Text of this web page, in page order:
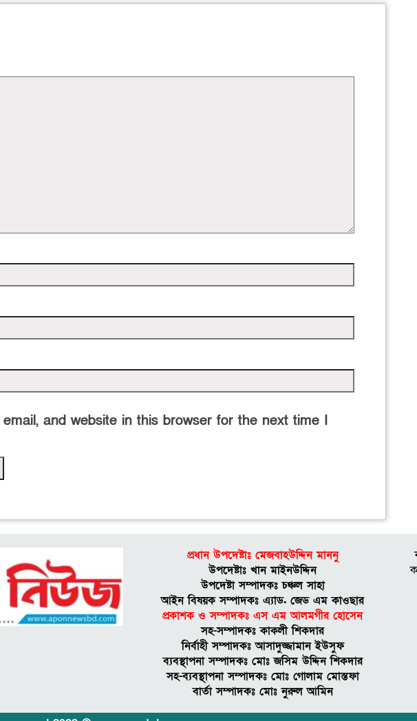
and website in this browser for the next time I
প্রধান উপদেষ্টাঃ মেজবাহউদ্দিন মাননু
উপদেষ্টাঃ খান মাইনউদ্দিন
উপদেষ্টা সম্পাদকঃ চঞ্চল সাহা
আইন বিষয়ক সম্পাদকঃ এ্যাড. জেড এম কাওছার
প্রকাশক ও সম্পাদকঃ এস এম আলমগীর হােসেন
সহ-সম্পাদকঃ কাকলী শিকদার
নির্বাহী সম্পাদকঃ আসাদুজ্জামান ইউসুফ
ব্যবস্থাপনা সম্পাদকঃ মােঃ জসিম উদ্দিন শিকদার
সহ-ব্যবস্থাপনা সম্পাদকঃ মোঃ গোলাম মোস্তফা
বার্তা সম্পাদকঃ মােঃ নুরুল আমিন